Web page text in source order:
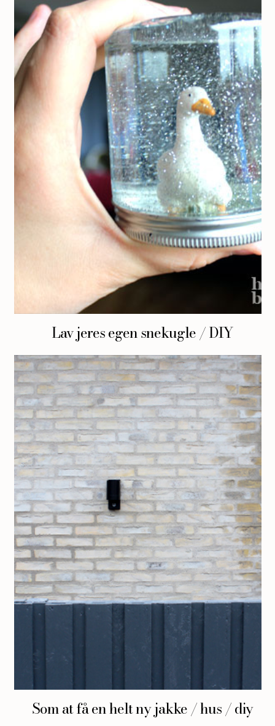
Lav jeres egen snekugle / DIY
Som at få en helt ny jakke / hus / diy